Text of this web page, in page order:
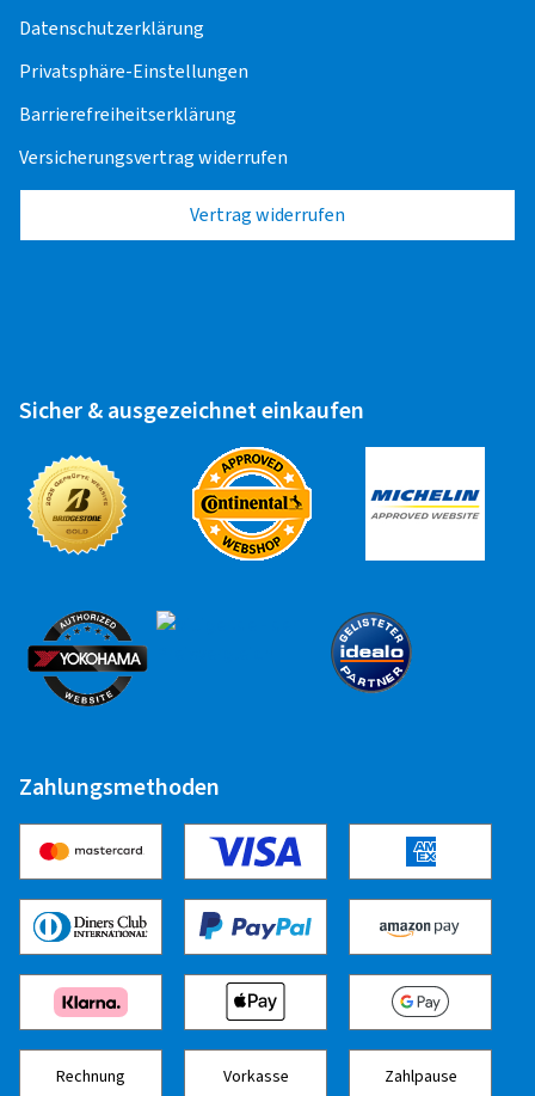
Stahlfelge 16" - 18"
Alufelge 15" - 18"
14,50 EUR
Stahlfelge 15" - 18"
15,50 EUR
Zuletzt aktualisiert am 30.01.2026
Datenschutzerklärung
Privatsphäre-Einstellungen
Barrierefreiheitserklärung
Versicherungsvertrag widerrufen
Vertrag widerrufen
Sicher & ausgezeichnet einkaufen
Zahlungsmethoden
Rechnung Vorkasse Zahlpause